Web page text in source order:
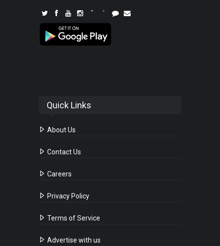
Quick Links
About Us
Contact Us
Careers
Privacy Policy
Terms of Service
Advertise with us